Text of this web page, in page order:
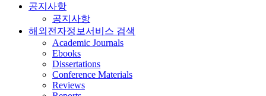
공지사항
공지사항
해외전자정보서비스 검색
Academic Journals
Ebooks
Dissertations
Conference Materials
Reviews